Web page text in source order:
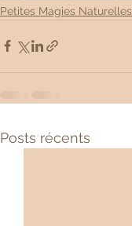
Petites Magies Naturelles
Posts récents